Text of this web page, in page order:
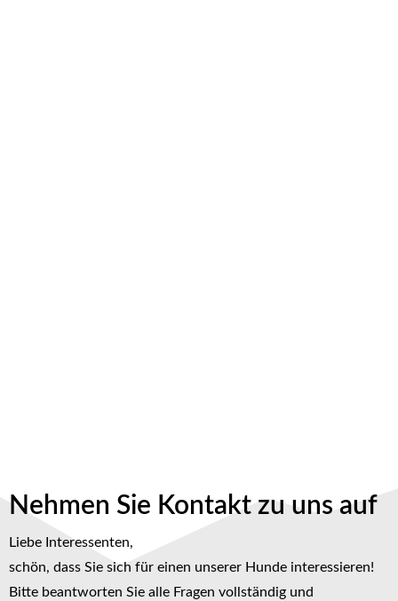
Nehmen Sie Kontakt zu uns auf
Liebe Interessenten,
schön, dass Sie sich für einen unserer Hunde interessieren!
Bitte beantworten Sie alle Fragen vollständig und